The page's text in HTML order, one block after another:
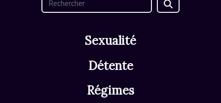
Sexualité
Détente
Régimes